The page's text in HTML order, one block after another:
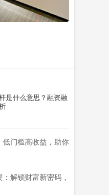
是什么意思？融资融
门槛高收益，助你
解锁财富新密码，